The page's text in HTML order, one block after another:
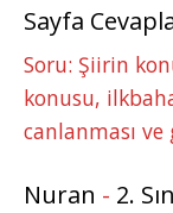
Sayfa
Soru: Şiirin
konusu,
canlanması
Nuran - 2.